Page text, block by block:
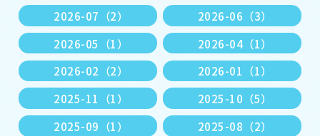
2026-07（2）
2026-06（3）
2026-05（1）
2026-04（1）
2026-02（2）
2026-01（1）
2025-11（1）
2025-10（5）
2025-09（1）
2025-08（2）